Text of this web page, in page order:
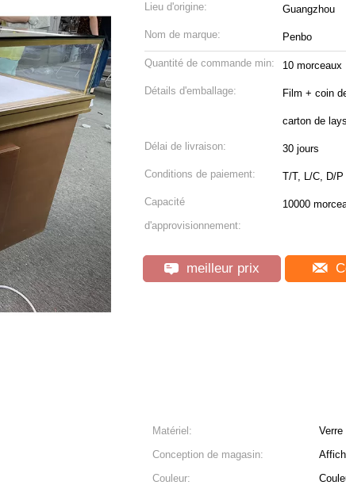
Lieu d'origine: Guangzhou
Nom de marque: Penbo
Quantité de commande min: 10 morceaux
Détails d'emballage: Film + coin
carton de
Délai de livraison: 30 jours
Conditions de paiement: T/T, L/C, D/P
Capacité
d'approvisionnement:
10000
meilleur prix
Matériel:
Conception de magasin:
Couleur: